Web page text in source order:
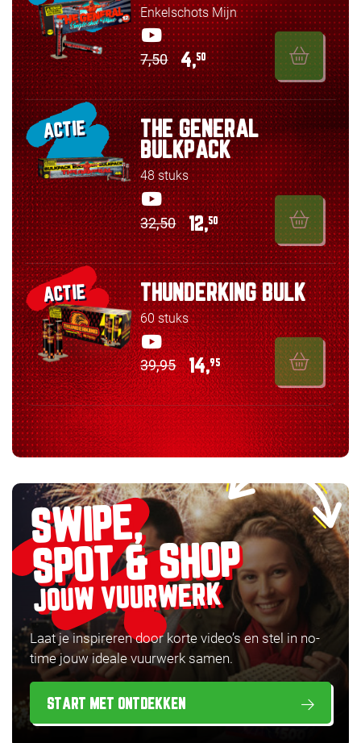
Enkelschots Mijn
7,50 4,50
ACTIE
THE GENERAL
BULKPACK
48 stuks
32,50 12,50
ACTIE THUNDERKING BULK
60 stuks
39,95 14,95
SWIPE,
SPOT & SHOP
JOUW VUURWERK
Laat je inspireren door korte video’s en stel in no-
time jouw ideale vuurwerk samen.
START MET ONTDEKKEN